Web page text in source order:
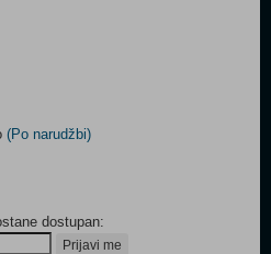
(Po narudžbi)
dostupan:
Prijavi me